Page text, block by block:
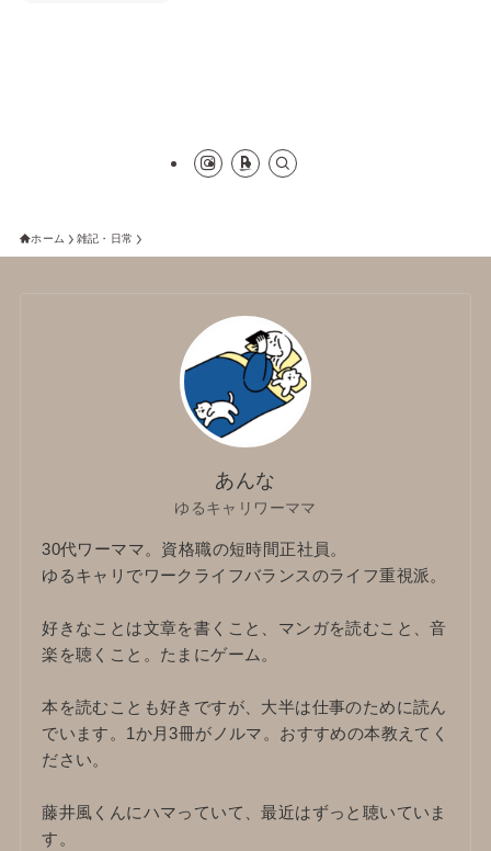
ホーム 雑記・日常
あんな
ゆるキャリワーママ
30代ワーママ。資格職の短時間正社員。
ゆるキャリでワークライフバランスのライフ重視派。
好きなことは文章を書くこと、マンガを読むこと、音
楽を聴くこと。たまにゲーム。
本を読むことも好きですが、大半は仕事のために読ん
でいます。1か月3冊がノルマ。おすすめの本教えてく
ださい。
藤井風くんにハマっていて、最近はずっと聴いていま
す。